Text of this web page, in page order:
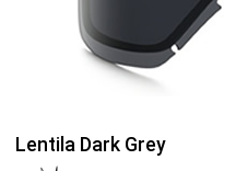
Lentila Dark Grey